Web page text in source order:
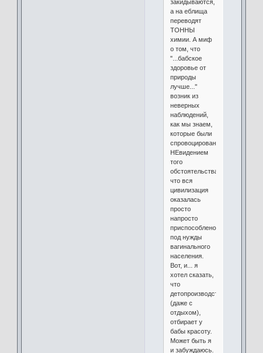
закидываются,
а на еблища
переводят
ТОННЫ
химии. А миф
о том, что
"...бабское
здоровье от
природы
лучше..."
возник из
неверных
наблюдений,
как мы знаем,
которые были
спровоцированы
НЕвидением
того
обстоятельства,
что вся
цивилизация
оказалась
просто
напросто
приспособленой
под нужды
вагинального
населения.
Вот, и... я
хотел сказать,
что
детопроизводство
(даже с
отдыхом),
отбирает у
бабы красоту.
Может быть я
и забуждаюсь.